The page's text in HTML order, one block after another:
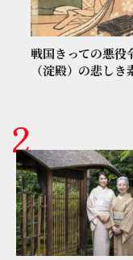
戦国きっての悪役
（淀殿）の悲しき